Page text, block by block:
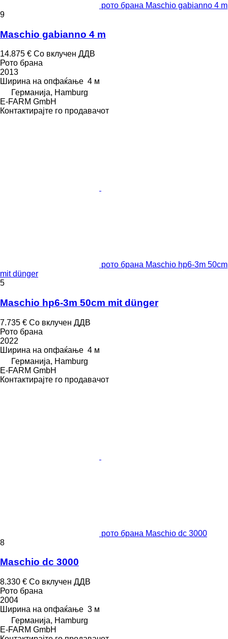
рото брана Maschio gabianno 4 m
9
Maschio gabianno 4 m
14.875 € Со вклучен ДДВ
Рото брана
2013
Ширина на опфаќање 4 м
Германија, Hamburg
E-FARM GmbH
Контактирајте го продавачот
рото брана Maschio hp6-3m 50cm
mit dünger
5
Maschio hp6-3m 50cm mit dünger
7.735 € Со вклучен ДДВ
Рото брана
2022
Ширина на опфаќање 4 м
Германија, Hamburg
E-FARM GmbH
Контактирајте го продавачот
рото брана Maschio dc 3000
8
Maschio dc 3000
8.330 € Со вклучен ДДВ
Рото брана
2004
Ширина на опфаќање 3 м
Германија, Hamburg
E-FARM GmbH